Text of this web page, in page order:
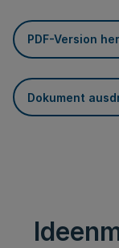
PDF-Version
Dokument